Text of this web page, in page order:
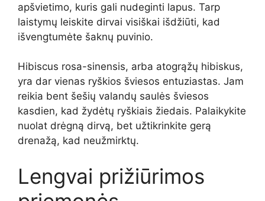
apšvietimo, kuris gali nudeginti lapus. Tarp
laistymų leiskite dirvai visiškai išdžiūti, kad
išvengtumėte šaknų puvinio.
Hibiscus rosa-sinensis, arba atogrąžų hibiskus,
yra dar vienas ryškios šviesos entuziastas. Jam
reikia bent šešių valandų saulės šviesos
kasdien, kad žydėtų ryškiais žiedais. Palaikykite
nuolat drėgną dirvą, bet užtikrinkite gerą
drenažą, kad neužmirktų.
Lengvai prižiūrimos